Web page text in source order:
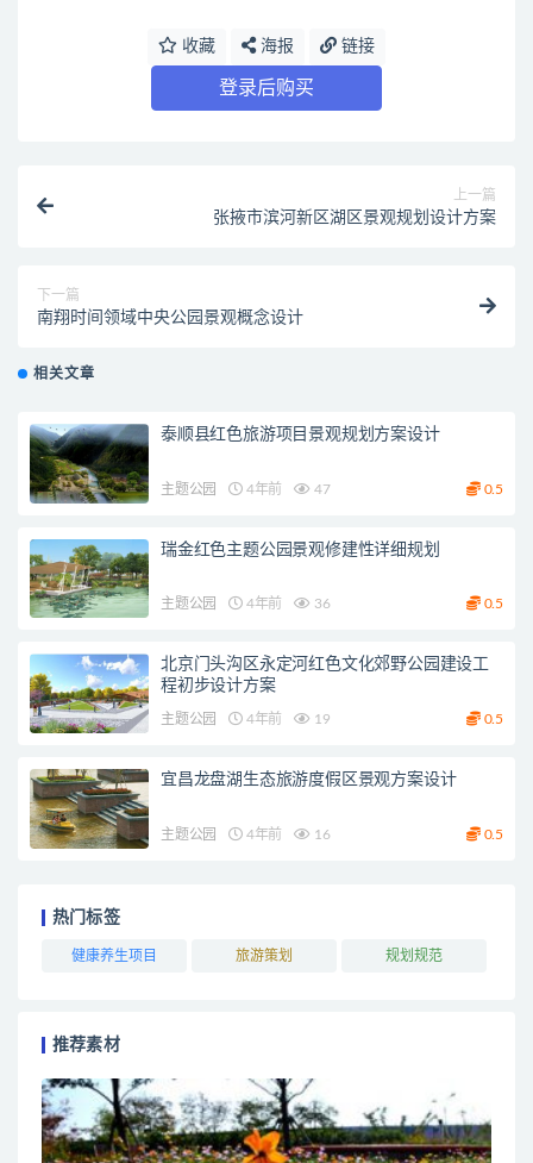
收藏 海报 链接
登录后购买
上一篇
张掖市滨河新区湖区景观规划设计方案
下一篇
南翔时间领域中央公园景观概念设计
相关文章
泰顺县红色旅游项目景观规划方案设计
主题公园 4年前 47 0.5
瑞金红色主题公园景观修建性详细规划
主题公园 4年前 36 0.5
北京门头沟区永定河红色文化郊野公园建设工
程初步设计方案
主题公园 4年前 19 0.5
宜昌龙盘湖生态旅游度假区景观方案设计
主题公园 4年前 16 0.5
热门标签
健康养生项目 旅游策划 规划规范
推荐素材